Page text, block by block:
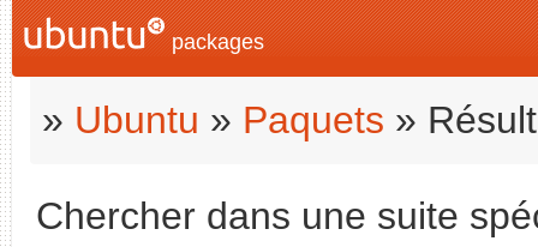
packages
» Ubuntu » Paquets »
Chercher dans une suite